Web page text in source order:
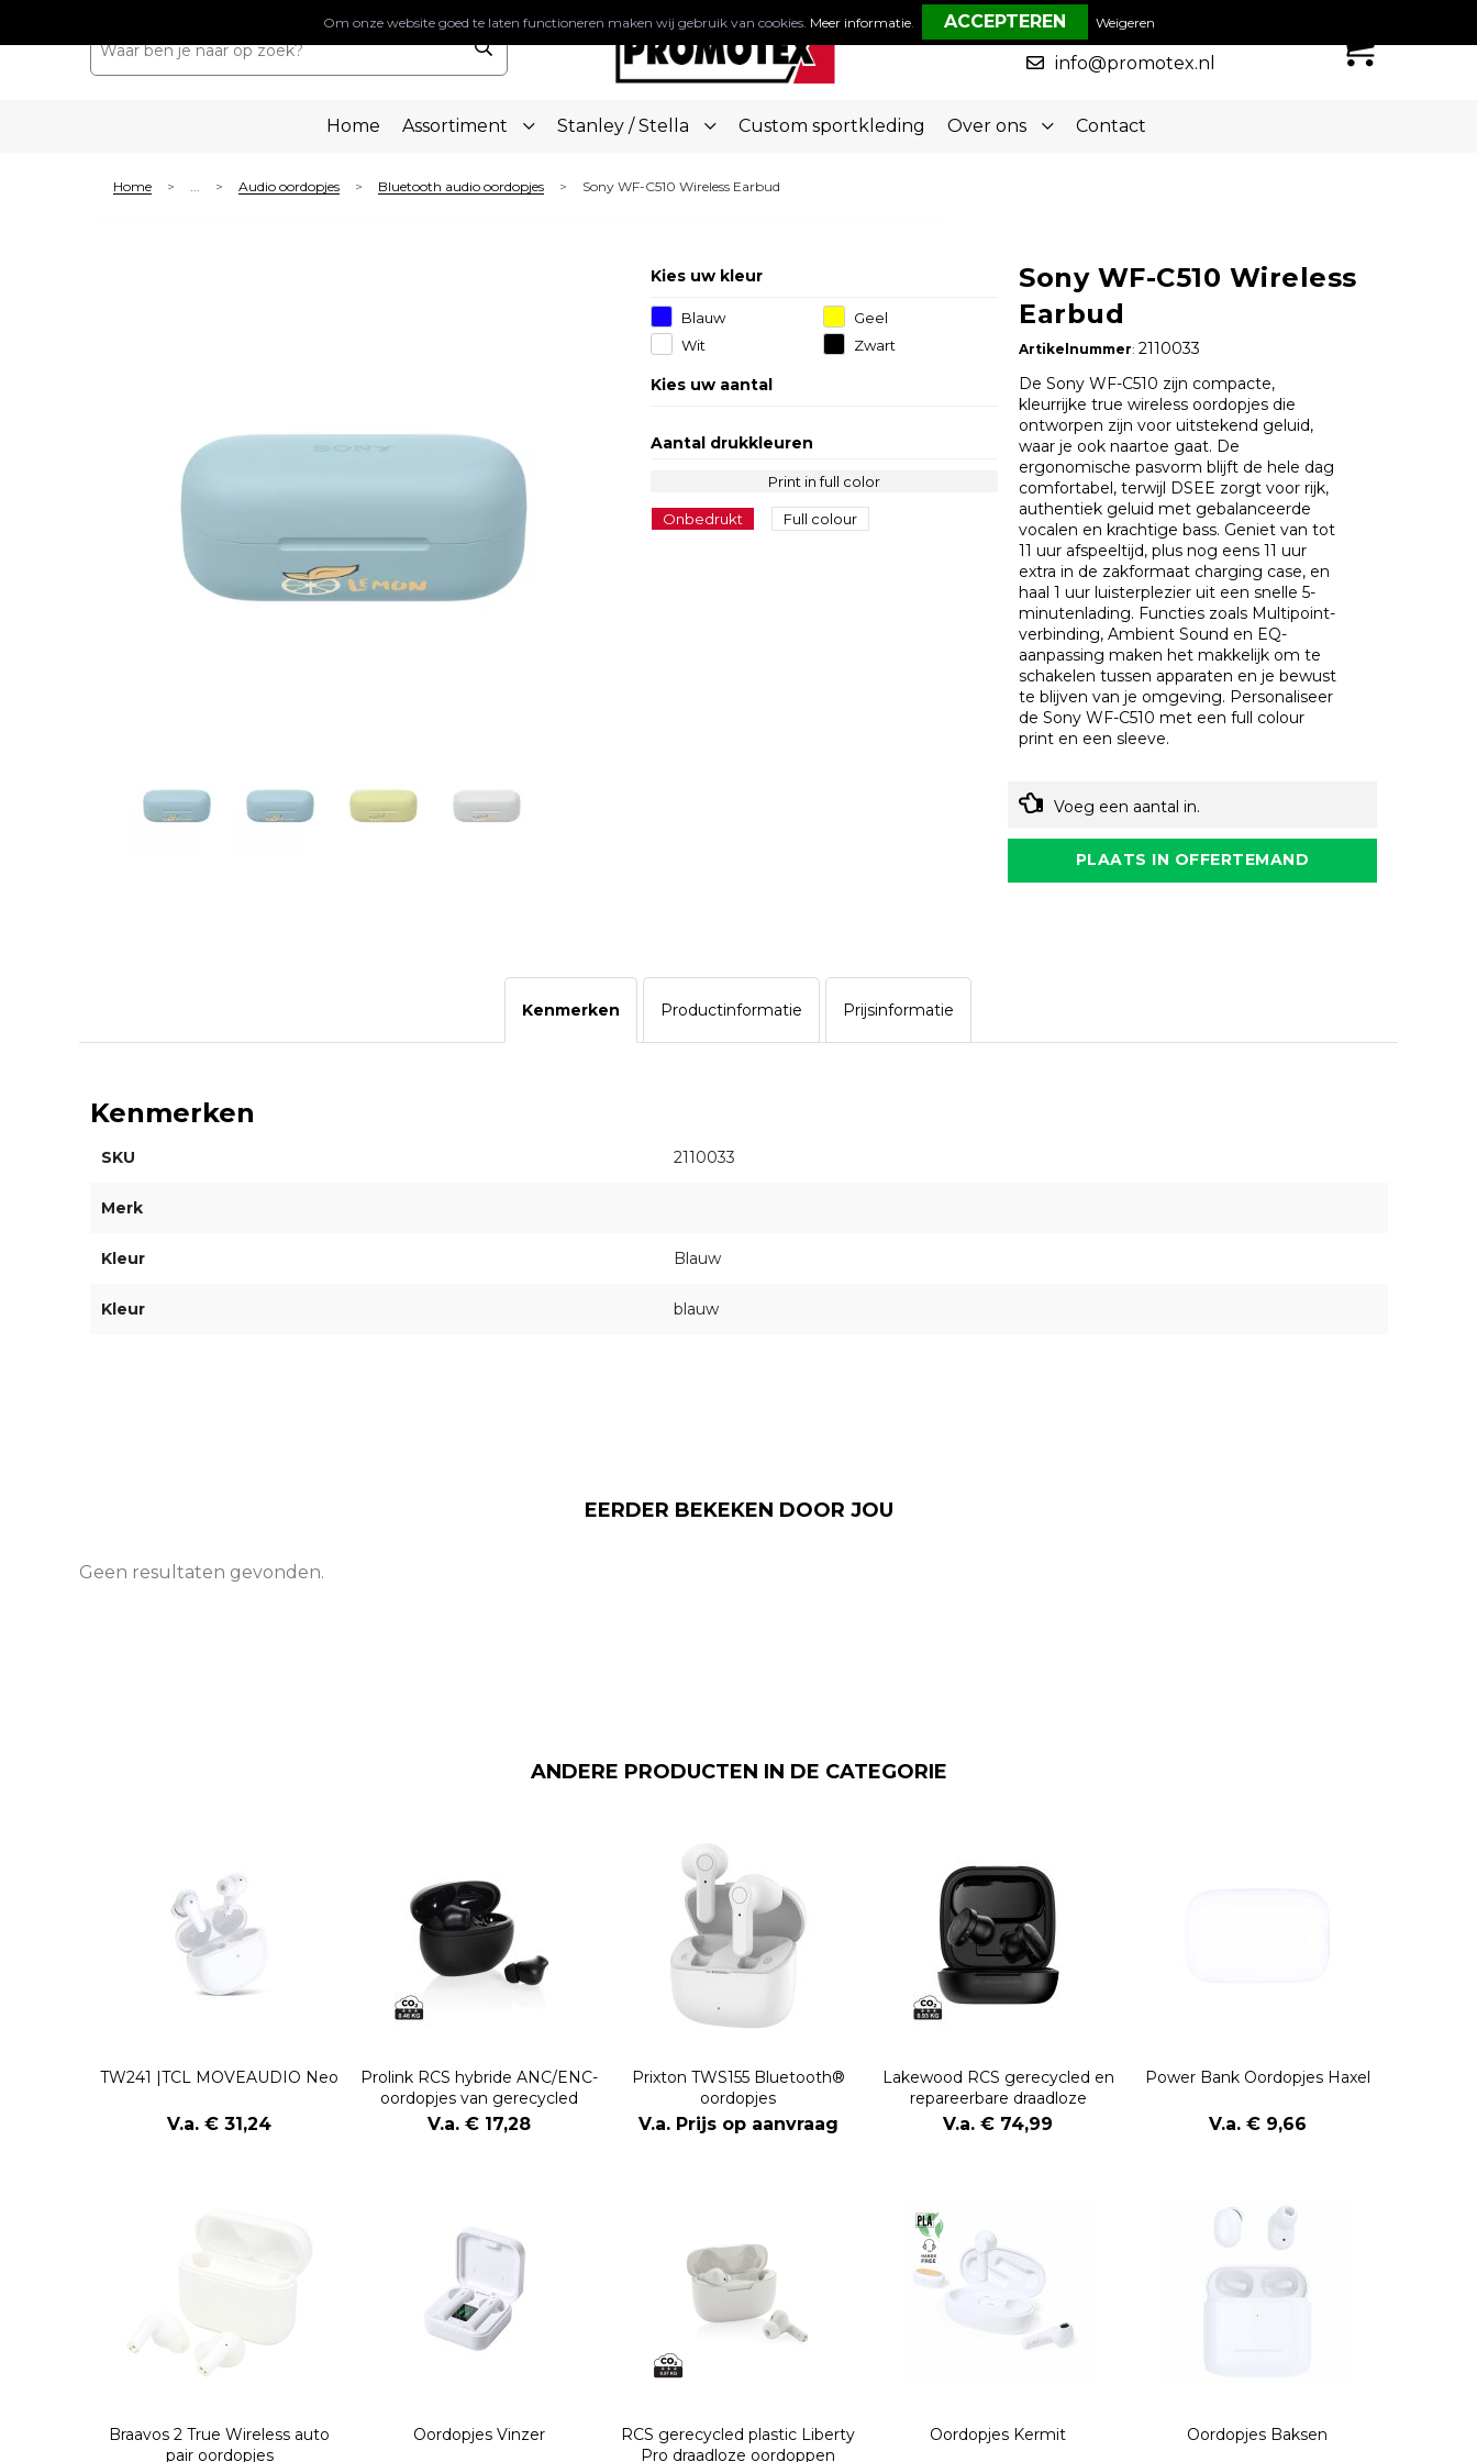
050-5773636
info@promotex.nl
Home Assortiment Stanley / Stella Custom sportkleding Over ons Contact
Home > ... > Audio oordopjes > Bluetooth audio oordopjes > Sony WF-C510 Wireless Earbud
Kies uw kleur
Blauw
Geel
Wit
Zwart
Kies uw aantal
Aantal drukkleuren
Print in full color
Onbedrukt Full colour
Sony WF-C510 Wireless
Earbud
Artikelnummer: 2110033
De Sony WF-C510 zijn compacte,
kleurrijke true wireless oordopjes die
ontworpen zijn voor uitstekend geluid,
waar je ook naartoe gaat. De
ergonomische pasvorm blijft de hele dag
comfortabel, terwijl DSEE zorgt voor rijk,
authentiek geluid met gebalanceerde
vocalen en krachtige bass. Geniet van tot
11 uur afspeeltijd, plus nog eens 11 uur
extra in de zakformaat charging case, en
haal 1 uur luisterplezier uit een snelle 5-
minutenlading. Functies zoals Multipoint-
verbinding, Ambient Sound en EQ-
aanpassing maken het makkelijk om te
schakelen tussen apparaten en je bewust
te blijven van je omgeving. Personaliseer
de Sony WF-C510 met een full colour
print en een sleeve.
Voeg een aantal in.
PLAATS IN OFFERTEMAND
Kenmerken Productinformatie Prijsinformatie
Kenmerken
SKU 2110033
Merk
Kleur Blauw
Kleur blauw
EERDER BEKEKEN DOOR JOU
Geen resultaten gevonden.
ANDERE PRODUCTEN IN DE CATEGORIE
TW241 |TCL MOVEAUDIO Neo
V.a. € 31,24
Prolink RCS hybride ANC/ENC-
oordopjes van gerecycled
plastic
V.a. € 17,28
Prixton TWS155 Bluetooth®
oordopjes
V.a. Prijs op aanvraag
Lakewood RCS gerecycled en
repareerbare draadloze
oordopjes
V.a. € 74,99
Power Bank Oordopjes Haxel
V.a. € 9,66
Braavos 2 True Wireless auto
pair oordopjes
Oordopjes Vinzer
RCS gerecycled plastic Liberty
Pro draadloze oordoppen
Oordopjes Kermit Oordopjes Baksen
Om onze website goed te laten functioneren maken wij gebruik van cookies. Meer informatie. Weigeren